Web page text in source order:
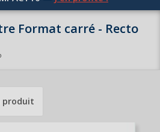
Format carré - Recto
produit